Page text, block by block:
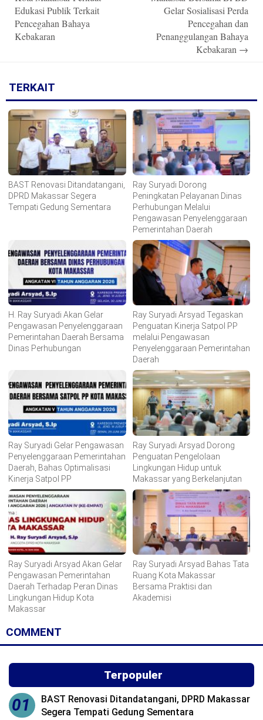
Edukasi Publik Terkait
Pencegahan Bahaya
Kebakaran
Gelar Sosialisasi Perda
Pencegahan dan
Penanggulangan Bahaya
Kebakaran →
TERKAIT
BAST Renovasi Ditandatangani,
DPRD Makassar Segera
Tempati Gedung Sementara
Ray Suryadi Dorong
Peningkatan Pelayanan Dinas
Perhubungan Melalui
Pengawasan Penyelenggaraan
Pemerintahan Daerah
H. Ray Suryadi Akan Gelar
Pengawasan Penyelenggaraan
Pemerintahan Daerah Bersama
Dinas Perhubungan
Ray Suryadi Arsyad Tegaskan
Penguatan Kinerja Satpol PP
melalui Pengawasan
Penyelenggaraan Pemerintahan
Daerah
Ray Suryadi Gelar Pengawasan
Penyelenggaraan Pemerintahan
Daerah, Bahas Optimalisasi
Kinerja Satpol PP
Ray Suryadi Arsyad Dorong
Penguatan Pengelolaan
Lingkungan Hidup untuk
Makassar yang Berkelanjutan
Ray Suryadi Arsyad Akan Gelar
Pengawasan Pemerintahan
Daerah Terhadap Peran Dinas
Lingkungan Hidup Kota
Makassar
Ray Suryadi Arsyad Bahas Tata
Ruang Kota Makassar
Bersama Praktisi dan
Akademisi
COMMENT
Terpopuler
01
BAST Renovasi Ditandatangani, DPRD Makassar
Segera Tempati Gedung Sementara